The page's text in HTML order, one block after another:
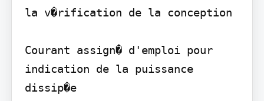
la v�rification de la conception
Courant assign� d'emploi pour
indication de la puissance
dissip�e